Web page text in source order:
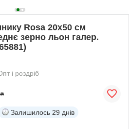
Rosa 20x50 см
зерно льон галер.
і роздріб
Залишилось 29 днів